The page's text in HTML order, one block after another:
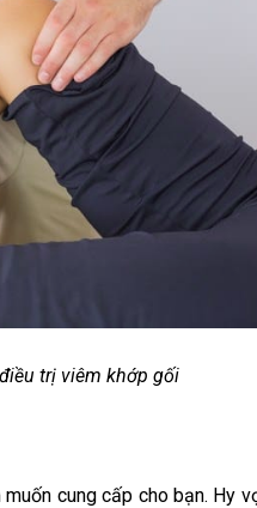
trị viêm khớp gối
cung cấp cho bạn. Hy